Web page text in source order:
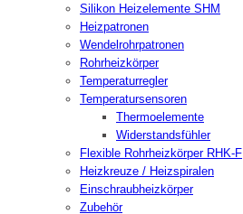
Silikon Heizelemente SHM
Heizpatronen
Wendelrohrpatronen
Rohrheizkörper
Temperaturregler
Temperatursensoren
Thermoelemente
Widerstandsfühler
Flexible Rohrheizkörper RHK-F
Heizkreuze / Heizspiralen
Einschraubheizkörper
Zubehör